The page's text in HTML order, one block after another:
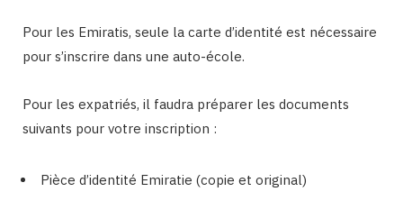
Pour les Emiratis, seule la carte d’identité est nécessaire
pour s’inscrire dans une auto-école.
Pour les expatriés, il faudra préparer les documents
suivants pour votre inscription :
Pièce d’identité Emiratie (copie et original)